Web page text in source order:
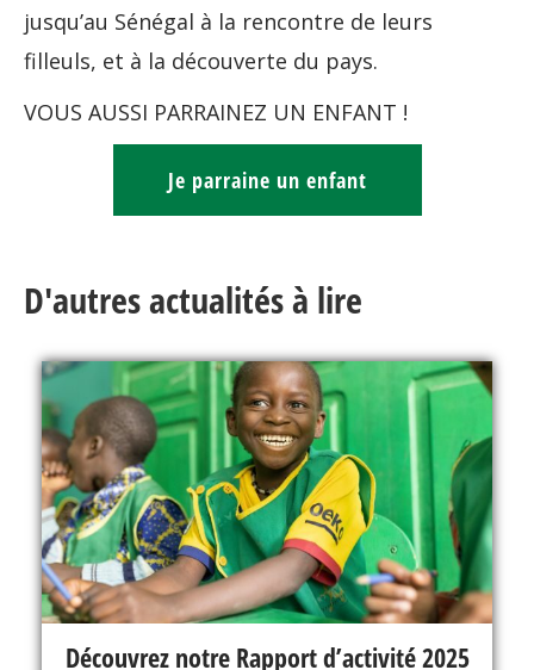
jusqu’au Sénégal à la rencontre de leurs
filleuls, et à la découverte du pays.
VOUS AUSSI PARRAINEZ UN ENFANT !
Je parraine un enfant
D'autres actualités à lire
Découvrez notre Rapport d’activité 2025